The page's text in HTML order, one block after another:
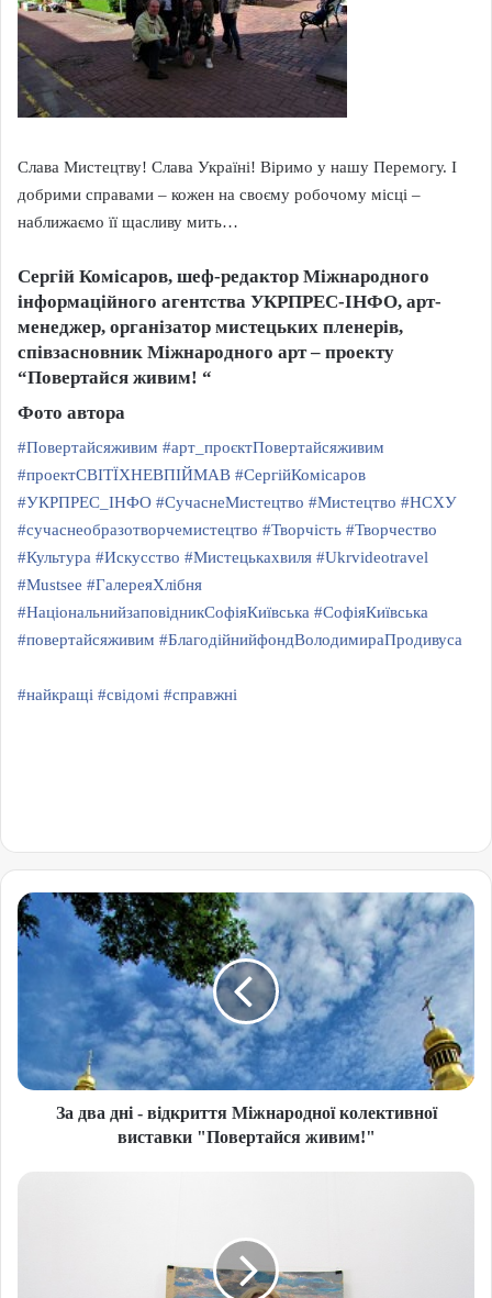
Слава Мистецтву! Слава Україні! Віримо у нашу Перемогу. І
добрими справами – кожен на своєму робочому місці –
наближаємо її щасливу мить…
Сергій Комісаров, шеф-редактор Міжнародного
інформаційного агентства УКРПРЕС-ІНФО, арт-
менеджер, організатор мистецьких пленерів,
співзасновник Міжнародного арт – проекту
“Повертайся живим! “
Фото автора
#Повертайсяживим #арт_проєктПовертайсяживим
#проектСВІТЇХНЕВПІЙМАВ #СергійКомісаров
#УКРПРЕС_ІНФО #СучаснеМистецтво #Мистецтво #НСХУ
#сучаснеобразотворчемистецтво #Творчість #Творчество
#Культура #Искусство #Мистецькахвиля #Ukrvideotravel
#Mustsee #ГалереяХлібня
#НаціональнийзаповідникСофіяКиївська #СофіяКиївська
#повертайсяживим #БлагодійнийфондВолодимираПродивуса
#найкращі #свідомі #справжні
За два дні - відкриття Міжнародної колективної
виставки "Повертайся живим!"